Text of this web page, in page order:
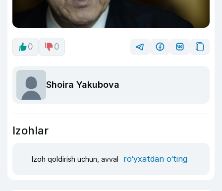
0 0
Shoira Yakubova
Izohlar
Izoh qoldirish uchun, avval ro‘yxatdan o‘ting